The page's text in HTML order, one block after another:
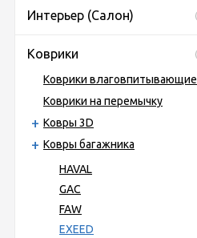
Интерьер (Салон)
Коврики
Коврики влаговпитывающие
Коврики на перемычку
Ковры 3D
Ковры багажника
HAVAL
GAC
FAW
EXEED